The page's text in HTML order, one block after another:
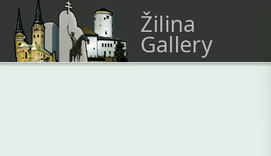
Žilina
Gallery